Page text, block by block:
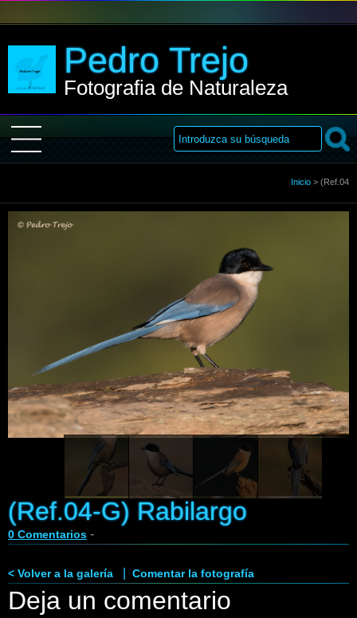
Pedro Trejo
Fotografia de Naturaleza
Sobre Mi
Enlaces
Contacto
Inicio > (Ref.04
(Ref.04-G) Rabilargo
0 Comentarios -
< Volver a la galería Comentar la fotografía
Deja un comentario